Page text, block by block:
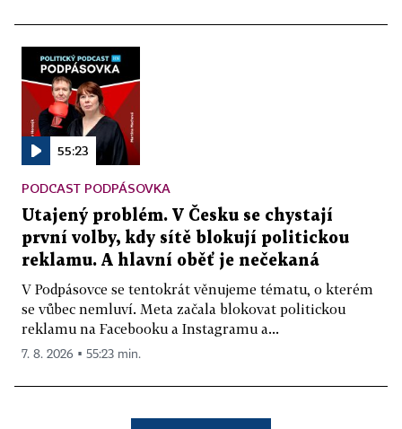
55:23
PODCAST PODPÁSOVKA
Utajený problém. V Česku se chystají
první volby, kdy sítě blokují politickou
reklamu. A hlavní oběť je nečekaná
V Podpásovce se tentokrát věnujeme tématu, o kterém
se vůbec nemluví. Meta začala blokovat politickou
reklamu na Facebooku a Instagramu a...
7. 8. 2026 ▪ 55:23 min.